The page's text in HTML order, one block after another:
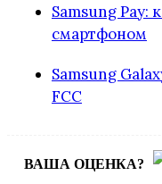
Samsung Pay:
смартфоном
Samsung
FCC
ВАША ОЦЕНКА?